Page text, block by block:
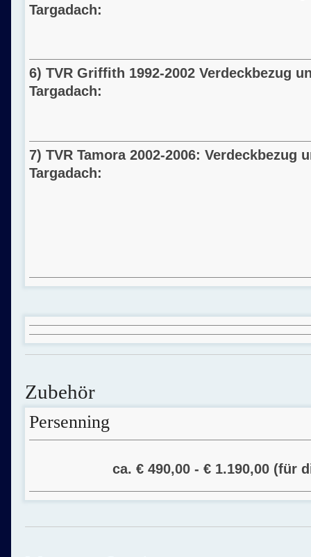
Targadach:
6) TVR Griffith 1992-2002 Verdeckbezug
Targadach:
7) TVR Tamora 2002-2006: Verdeckbezug
Targadach:
Zubehör
Persenning
ca. € 490,00 - € 1.190,00 (für